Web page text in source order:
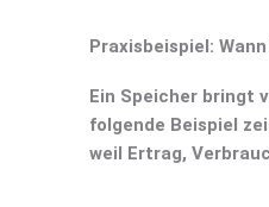
Praxisbeispiel:
Ein Speicher bringt
folgende Beispiel
weil Ertrag,